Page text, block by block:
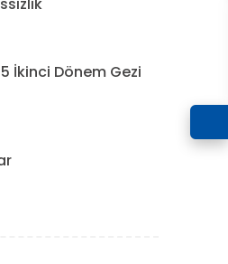
İkinci Dönem Gezi